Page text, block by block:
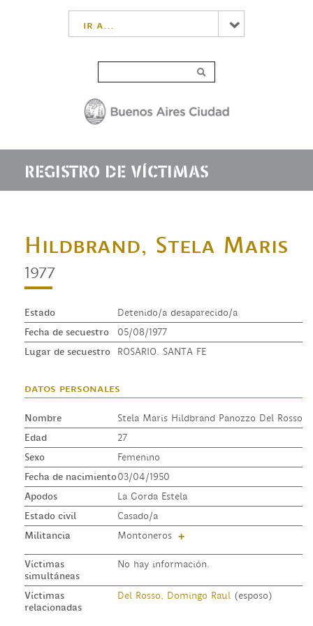
ir a...
REGISTRO DE VÍCTIMAS
Hildbrand, Stela Maris
1977
Estado
Detenido/a desaparecido/a
Fecha de secuestro
05/08/1977
Lugar de secuestro
ROSARIO. SANTA FE
datos personales
Nombre
Stela Maris Hildbrand Panozzo Del Rosso
Edad
27
Sexo
Femenino
Fecha de nacimiento03/04/1950
Apodos
La Gorda Estela
Estado civil
Casado/a
Militancia
Montoneros +
Víctimas
simultáneas
No hay información.
Víctimas
relacionadas
Del Rosso, Domingo Raul (esposo)